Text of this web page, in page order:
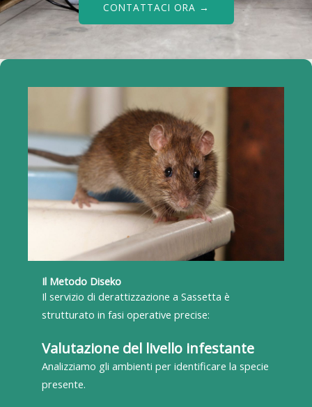
CONTATTACI ORA →
Il Metodo Diseko
Il servizio di derattizzazione a Sassetta è
strutturato in fasi operative precise:
Valutazione del livello infestante
Analizziamo gli ambienti per identificare la specie
presente.